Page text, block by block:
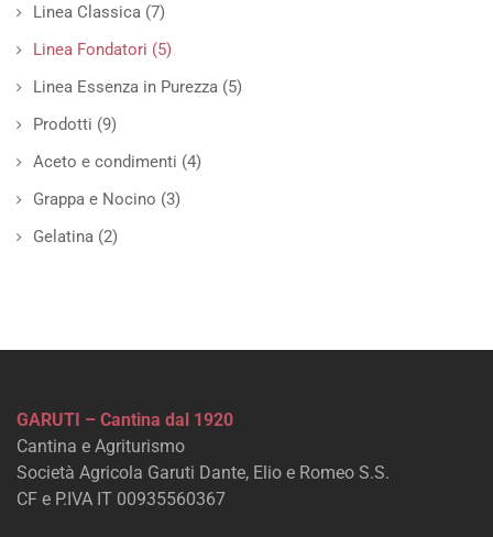
Linea Classica (7)
Linea Fondatori (5)
Linea Essenza in Purezza (5)
Prodotti (9)
Aceto e condimenti (4)
Grappa e Nocino (3)
Gelatina (2)
GARUTI – Cantina dal 1920
Cantina e Agriturismo
Società Agricola Garuti Dante, Elio e Romeo S.S.
CF e P.IVA IT 00935560367